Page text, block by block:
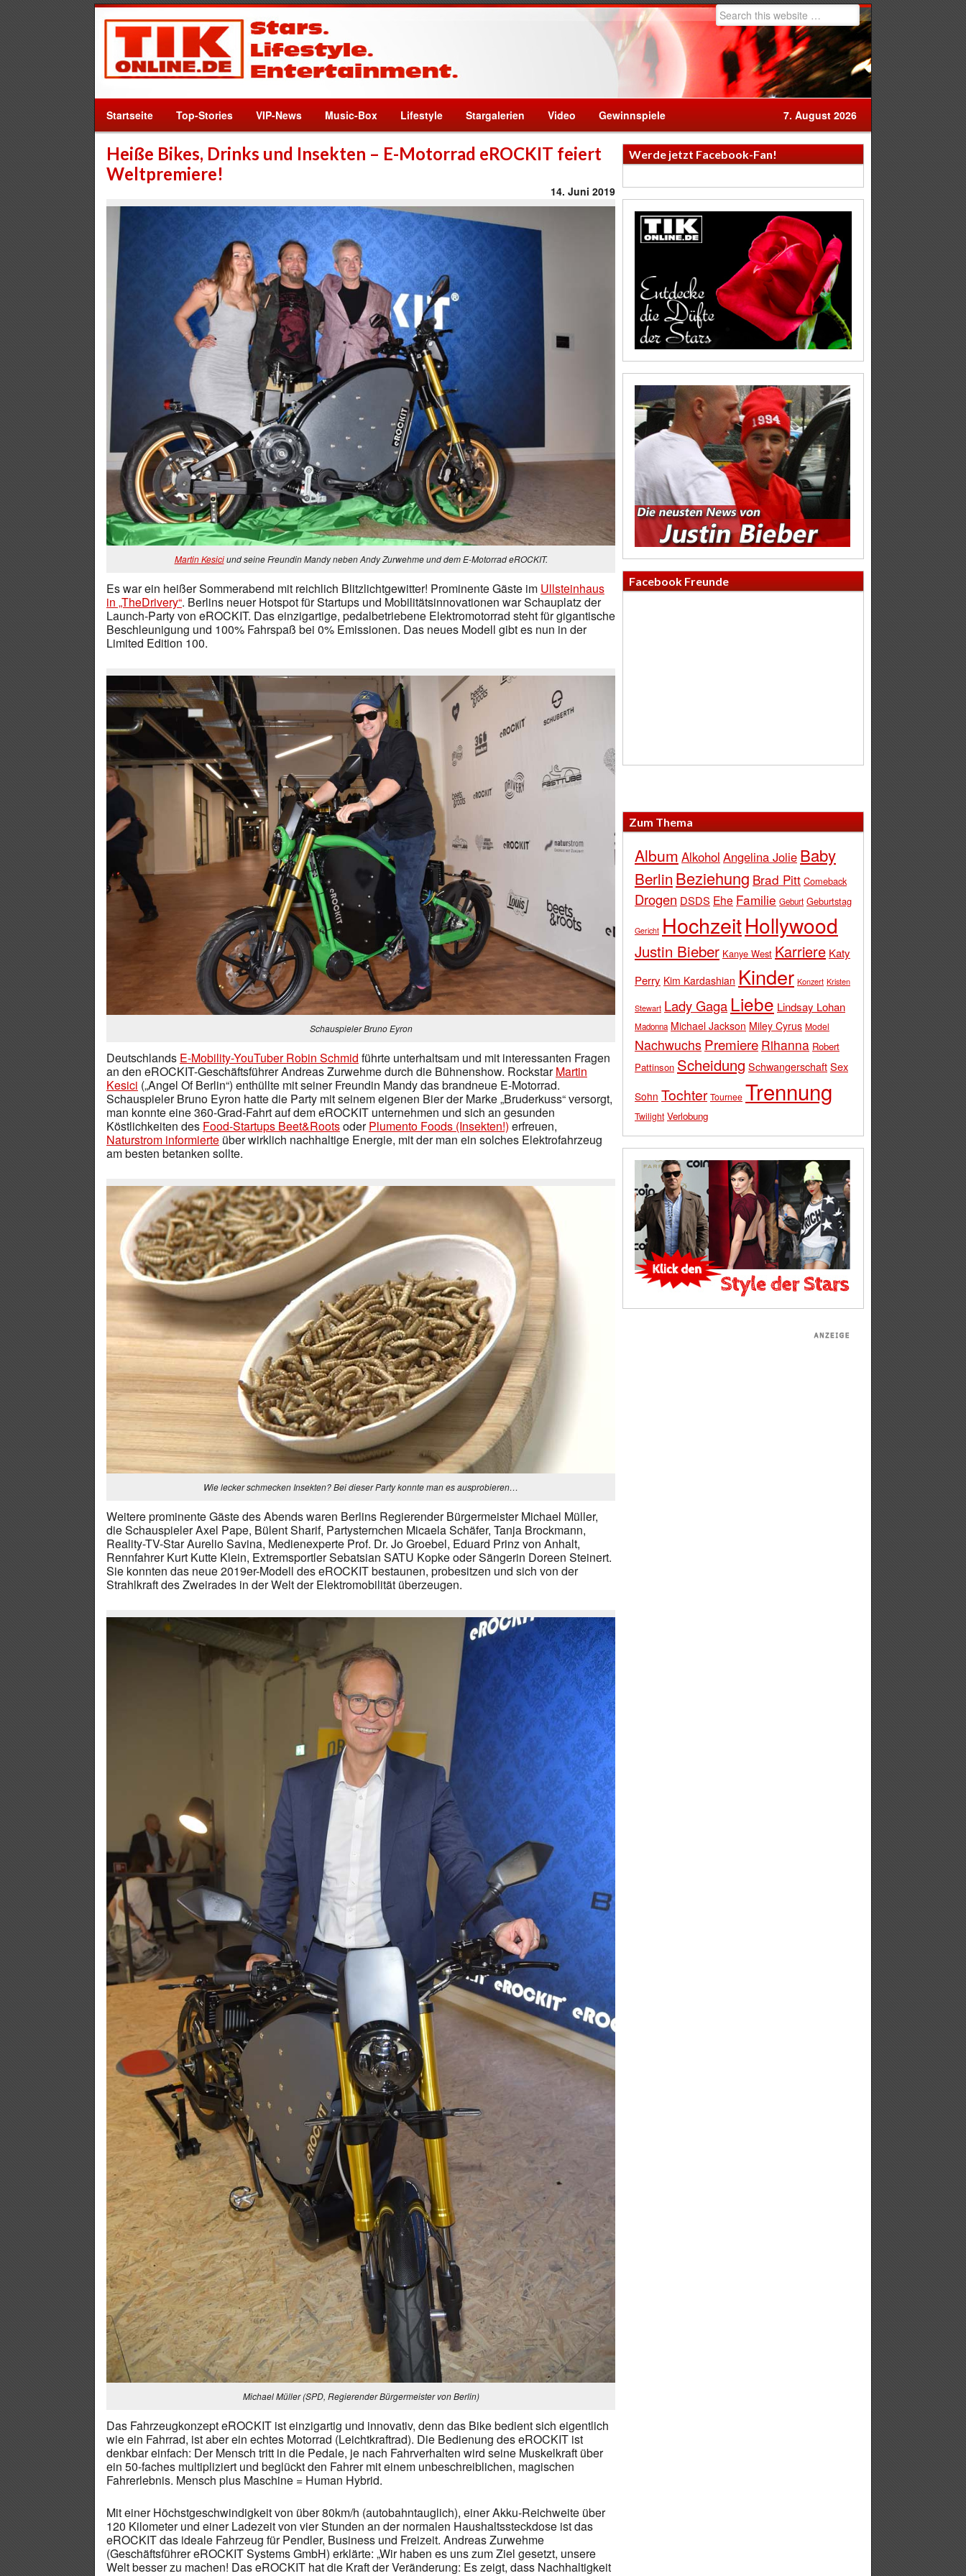
Startseite Top-Stories VIP-News Music-Box Lifestyle Stargalerien Video Gewinnspiele 7. August 2026
Heiße Bikes, Drinks und Insekten – E-Motorrad eROCKIT feiert
Weltpremiere!
14. Juni 2019
Martin Kesiciund seine Freundin Mandy neben Andy Zurwehme und dem E-Motorrad eROCKIT.
Es war ein heißer Sommerabend mit reichlich Blitzlichtgewitter! Prominente Gäste im Ullsteinhaus
in „TheDrivery“. Berlins neuer Hotspot für Startups und Mobilitätsinnovationen war Schauplatz der
Launch-Party von eROCKIT. Das einzigartige, pedalbetriebene Elektromotorrad steht für gigantische
Beschleunigung und 100% Fahrspaß bei 0% Emissionen. Das neues Modell gibt es nun in der
Limited Edition 100.
Schauspieler Bruno Eyron
Deutschlands E-Mobility-YouTuber Robin Schmid führte unterhaltsam und mit interessanten Fragen
an den eROCKIT-Geschäftsführer Andreas Zurwehme durch die Bühnenshow. RockstarMartin
Kesici („Angel Of Berlin“) enthüllte mit seiner Freundin Mandy das brandneue E-Motorrad.
Schauspieler Bruno Eyron hatte die Party mit seinem eigenen Bier der Marke „Bruderkuss“ versorgt,
man konnte eine 360-Grad-Fahrt auf dem eROCKIT unternehmen und sich an gesunden
Köstlichkeiten des Food-Startups Beet&RootsoderPlumento Foods (Insekten!) erfreuen,
Naturstrom informierte über wirklich nachhaltige Energie, mit der man ein solches Elektrofahrzeug
am besten betanken sollte.
Wie lecker schmecken Insekten? Bei dieser Party konnte man es ausprobieren…
Weitere prominente Gäste des Abends waren Berlins Regierender Bürgermeister Michael Müller,
die Schauspieler Axel Pape, Bülent Sharif, Partysternchen Micaela Schäfer, Tanja Brockmann,
Reality-TV-Star Aurelio Savina, Medienexperte Prof. Dr. Jo Groebel, Eduard Prinz von Anhalt,
Rennfahrer Kurt Kutte Klein, Extremsportler Sebatsian SATU Kopke oder Sängerin Doreen Steinert.
Sie konnten das neue 2019er-Modell des eROCKIT bestaunen, probesitzen und sich von der
Strahlkraft des Zweirades in der Welt der Elektromobilität überzeugen.
Michael Müller (SPD, Regierender Bürgermeister von Berlin)
Das Fahrzeugkonzept eROCKIT ist einzigartig und innovativ, denn das Bike bedient sich eigentlich
wie ein Fahrrad, ist aber ein echtes Motorrad (Leichtkraftrad). Die Bedienung des eROCKIT ist
denkbar einfach: Der Mensch tritt in die Pedale, je nach Fahrverhalten wird seine Muskelkraft über
ein 50-faches multipliziert und beglückt den Fahrer mit einem unbeschreiblichen, magischen
Fahrerlebnis. Mensch plus Maschine = Human Hybrid.
Mit einer Höchstgeschwindigkeit von über 80km/h (autobahntauglich), einer Akku-Reichweite über
120 Kilometer und einer Ladezeit von vier Stunden an der normalen Haushaltssteckdose ist das
eROCKIT das ideale Fahrzeug für Pendler, Business und Freizeit. Andreas Zurwehme
(Geschäftsführer eROCKIT Systems GmbH) erklärte: „Wir haben es uns zum Ziel gesetzt, unsere
Welt besser zu machen! Das eROCKIT hat die Kraft der Veränderung: Es zeigt, dass Nachhaltigkeit
Werde jetzt Facebook-Fan!
Facebook Freunde
Zum Thema
Album Alkohol Angelina Jolie Baby
Berlin Beziehung Brad Pitt Comeback
Drogen DSDS Ehe Familie Geburt Geburtstag
Gericht HochzeitHollywood
Justin Bieber Kanye West Karriere Katy
Perry Kim Kardashian Kinder Konzert Kristen
Stewart Lady Gaga Liebe Lindsay Lohan
Madonna Michael Jackson Miley Cyrus Model
Nachwuchs Premiere Rihanna Robert
Pattinson Scheidung SchwangerschaftSex
Sohn Tochter Tournee Trennung
Twilight Verlobung